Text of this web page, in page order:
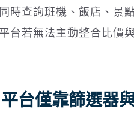
時查詢班機、飯店、景
台若無法主動整合比價
台僅靠篩選器